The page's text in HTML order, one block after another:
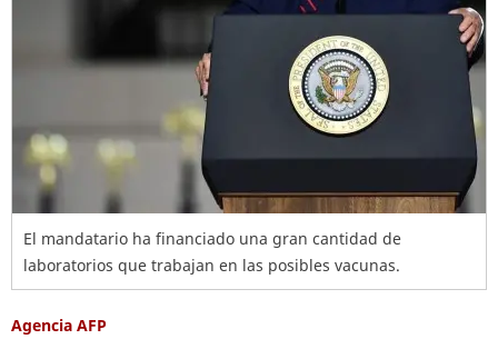
El mandatario ha financiado una gran cantidad de
laboratorios que trabajan en las posibles vacunas.
Agencia AFP